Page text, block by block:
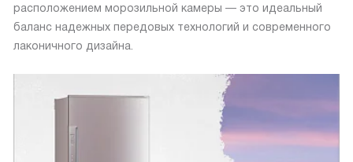
расположением морозильной камеры — это идеальный
баланс надежных передовых технологий и современного
лаконичного дизайна.